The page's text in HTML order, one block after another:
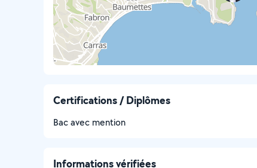
Certifications / Diplômes
Bac avec mention
Informations vérifiées